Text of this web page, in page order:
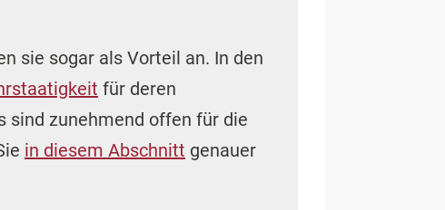
sie sogar als Vorteil an. In den
für deren
sind zunehmend offen für die
in diesem Abschnitt genauer